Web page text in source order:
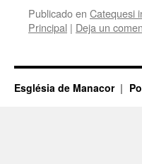
Publicado en Catequesi
Principal | Deja un
Església de Manacor